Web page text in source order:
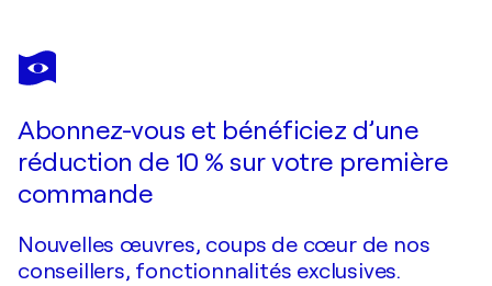
KATHARINA KRETSCHMER
Abonnez-vous et bénéficiez d’une
réduction de 10 % sur votre première
commande
Nouvelles œuvres, coups de cœur de nos
conseillers, fonctionnalités exclusives.